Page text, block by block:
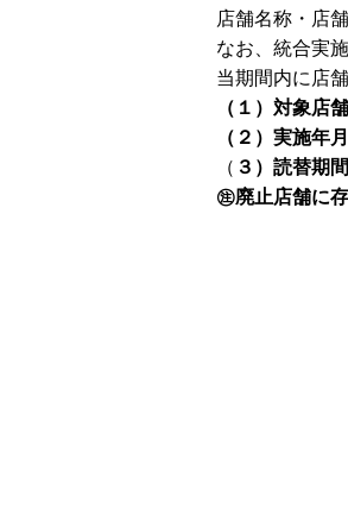
店舗名称・店
なお、統合実
当期間内に店
（１）対象
（２）実施年
（ ３）読替期
㊟廃止店舗に